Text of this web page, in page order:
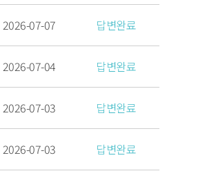
2026-07-07 답변완료
2026-07-04 답변완료
2026-07-03 답변완료
2026-07-03 답변완료